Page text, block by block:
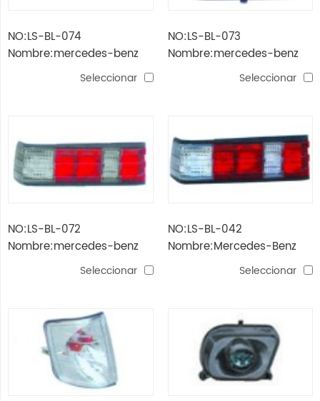
NO:LS-BL-074
Nombre:mercedes-benz
190e / w201 '82 -'93 lente
Seleccionar
NO:LS-BL-073
Nombre:mercedes-benz
190e / w201 '82 -'93 lentes
Seleccionar
NO:LS-BL-072
Nombre:mercedes-benz
190e / w201 '82 -'93 luz
Seleccionar
NO:LS-BL-042
Nombre:Mercedes-Benz
190e / w201 '82 -'93 luz
Seleccionar